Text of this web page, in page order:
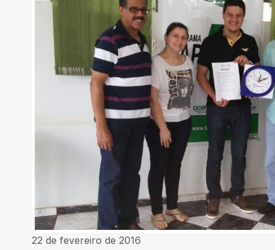
22 de fevereiro de 2016